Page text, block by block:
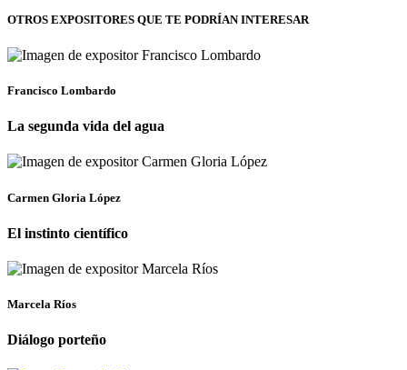
OTROS EXPOSITORES QUE TE PODRÍAN INTERESAR
Francisco Lombardo
La segunda vida del agua
Carmen Gloria López
El instinto científico
Marcela Ríos
Diálogo porteño